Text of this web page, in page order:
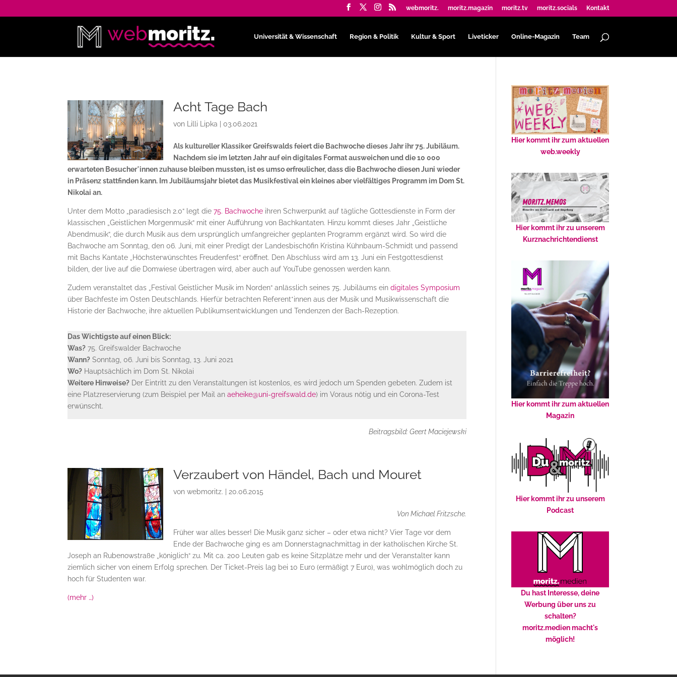
webmoritz. moritz.magazin moritz.tv moritz.socials Kontakt
Universität & Wissenschaft Region & Politik Kultur & Sport Liveticker Online-Magazin Team
Acht Tage Bach
von Lilli Lipka |03.06.2021
Als kultureller Klassiker Greifswalds feiert die Bachwoche dieses Jahr ihr 75. Jubiläum.
Nachdem sie im letzten Jahr auf ein digitales Format ausweichen und die 10 000
erwarteten Besucher*innen zuhause bleiben mussten, ist es umso erfreulicher, dass die Bachwoche diesen Juni wieder
in Präsenz stattfinden kann. Im Jubiläumsjahr bietet das Musikfestival ein kleines aber vielfältiges Programm im Dom St.
Nikolai an.
Unter dem Motto „paradiesisch 2.0“ legt die75. Bachwoche ihren Schwerpunkt auf tägliche Gottesdienste in Form der
klassischen „Geistlichen Morgenmusik“ mit einer Aufführung von Bachkantaten. Hinzu kommt dieses Jahr „Geistliche
Abendmusik“, die durch Musik aus dem ursprünglich umfangreicher geplanten Programm ergänzt wird. So wird die
Bachwoche am Sonntag, den 06. Juni, mit einer Predigt der Landesbischöfin Kristina Kühnbaum-Schmidt und passend
mit Bachs Kantate „Höchsterwünschtes Freudenfest“ eröffnet. Den Abschluss wird am 13. Juni ein Festgottesdienst
bilden, der live auf die Domwiese übertragen wird, aber auch auf YouTube genossen werden kann.
Zudem veranstaltet das „Festival Geistlicher Musik im Norden“ anlässlich seines 75. Jubiläums eindigitales Symposium
über Bachfeste im Osten Deutschlands. Hierfür betrachten Referent*innen aus der Musik und Musikwissenschaft die
Historie der Bachwoche, ihre aktuellen Publikumsentwicklungen und Tendenzen der Bach-Rezeption.
Das Wichtigste auf einen Blick:
Was? 75. Greifswalder Bachwoche
Wann? Sonntag, 06. Juni bis Sonntag, 13. Juni 2021
Wo? Hauptsächlich im Dom St. Nikolai
Weitere Hinweise? Der Eintritt zu den Veranstaltungen ist kostenlos, es wird jedoch um Spenden gebeten. Zudem ist
eine Platzreservierung (zum Beispiel per Mail anaeheike@uni-greifswald.de) im Voraus nötig und ein Corona-Test
erwünscht.
Beitragsbild: Geert Maciejewski
Verzaubert von Händel, Bach und Mouret
vonwebmoritz. 20.06.2015
Von Michael Fritzsche.
Früher war alles besser! Die Musik ganz sicher – oder etwa nicht? Vier Tage vor dem
Ende der Bachwoche ging es am Donnerstagnachmittag in der katholischen Kirche St.
Joseph an Rubenowstraße „königlich“ zu. Mit ca. 200 Leuten gab es keine Sitzplätze mehr und der Veranstalter kann
ziemlich sicher von einem Erfolg sprechen. Der Ticket-Preis lag bei 10 Euro (ermäßigt 7 Euro), was wohlmöglich doch zu
hoch für Studenten war.
(mehr …)
Hier kommt ihr zum aktuellen
web.weekly
Hier kommt ihr zu unserem
Kurznachrichtendienst
Hier kommt ihr zum aktuellen
Magazin
Hier kommt ihr zu unserem
Podcast
Du hast Interesse, deine
Werbung über uns zu
schalten?
moritz.medien macht's
möglich!